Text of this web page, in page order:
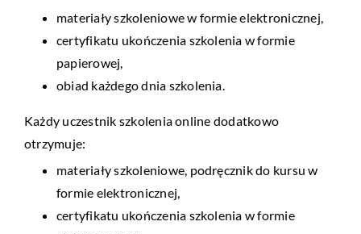
materiały szkoleniowe w formie elektronicznej,
certyfikatu ukończenia szkolenia w formie
papierowej,
obiad każdego dnia szkolenia.
Każdy uczestnik szkolenia online dodatkowo
otrzymuje:
materiały szkoleniowe, podręcznik do kursu w
formie elektronicznej,
certyfikatu ukończenia szkolenia w formie